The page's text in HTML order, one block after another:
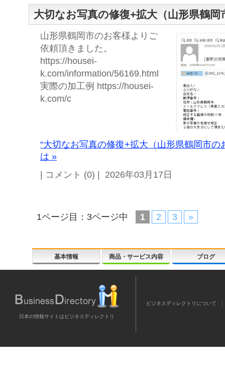
大切なお写真の修復+拡大（山形県鶴岡
山形県鶴岡市のお客様よりご
依頼頂きました。
https://housei-
k.com/information/56169.html
実際の加工例 https://housei-
k.com/c
“大切なお写真の修復+拡大（山形県鶴岡市の
は »
| コメント (0) | 2026年03月17日
1ページ目：3ページ中 1 2 3 »
基本情報 商品・サービス内容 ブログ
日本の情報サイトはビジネスディレクトリ
ビジネスディレクトリについて